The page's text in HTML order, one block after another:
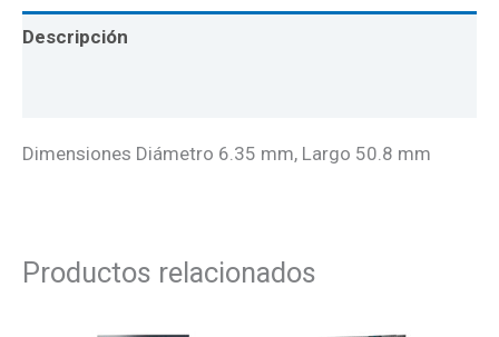
Descripción
Dimensiones Diámetro 6.35 mm, Largo 50.8 mm
Productos relacionados